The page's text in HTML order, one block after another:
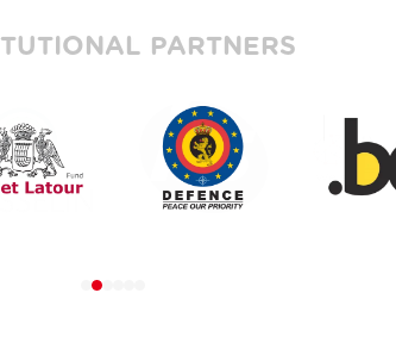
PARTNERS